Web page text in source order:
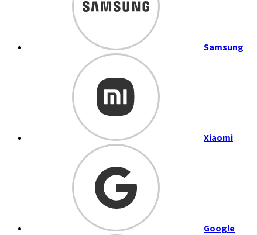
Samsung
Xiaomi
Google